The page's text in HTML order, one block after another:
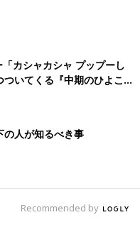
「カシャカシャ プップーし
いてくる『中期のひよこク
の人が知るべき事
Recommended by